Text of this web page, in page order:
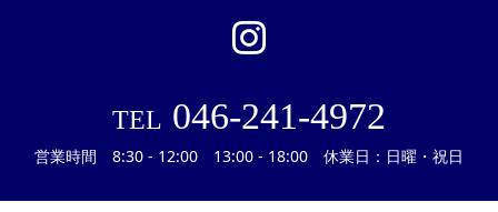
TEL 046-241-4972
営業時間 8:30 - 12:00 13:00 - 18:00 休業日：日曜・祝日